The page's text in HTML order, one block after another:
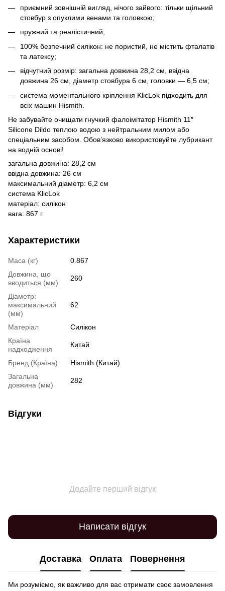
приємний зовнішній вигляд, нічого зайвого: тільки щільний
стовбур з опуклими венами та головкою;
пружний та реалістичний;
100% безпечний силікон: не пористий, не містить фталатів
та латексу;
відчутний розмір: загальна довжина 28,2 см, ввідна
довжина 26 см, діаметр стовбура 6 см, головки — 6,5 см;
система моментального кріплення KlicLok підходить для
всіх машин Hismith.
Не забувайте очищати гнучкий фалоімітатор Hismith 11″
Silicone Dildo теплою водою з нейтральним милом або
спеціальним засобом. Обов’язково використовуйте лубрикант
на водній основі!
загальна довжина: 28,2 см
ввідна довжина: 26 см
максимальний діаметр: 6,2 см
система KlicLok
матеріал: силікон
вага: 867 г
Характеристики
Маса (кг)
0.867
Довжина, що
вводиться (мм)
260
Діаметр:
максимальний
(мм)
62
Матеріал
Силікон
Країна
надходження
Китай
Бренд (Країна)
Hismith (Китай)
Загальна
довжина (мм)
282
Відгуки
Додайте перший відгук
Написати відгук
Доставка Оплата Повернення
Ми розуміємо, як важливо для вас отримати своє замовлення